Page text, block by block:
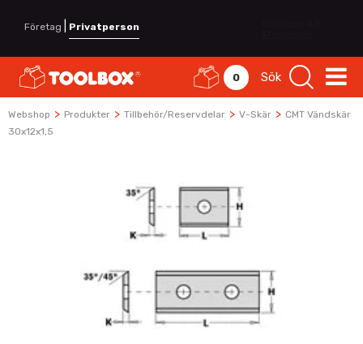
Företag Privatperson
0 Sök
Webshop > Produkter > Tillbehör/Reservdelar > V-Skär > CMT Vändskär
30x12x1,5